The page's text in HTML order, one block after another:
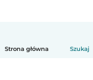
Strona główna Szukaj